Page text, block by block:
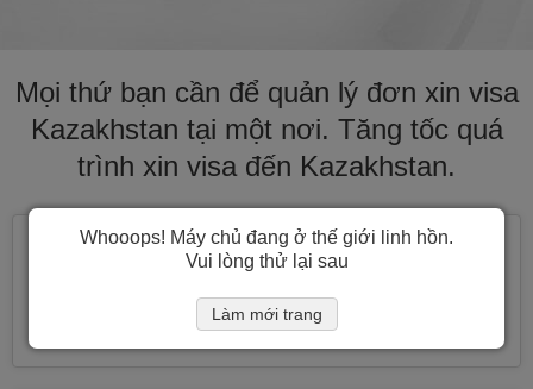
Mọi thứ bạn cần để quản lý đơn xin visa
Kazakhstan tại một nơi. Tăng tốc quá
trình xin visa đến Kazakhstan.
Đăng ký nhiều loại visa cùng một lúc
nhập thông tin lặp đi lặp lại
Whooops! Máy chủ đang ở thế giới linh hồn.
Vui lòng thử lại sau
Làm mới trang